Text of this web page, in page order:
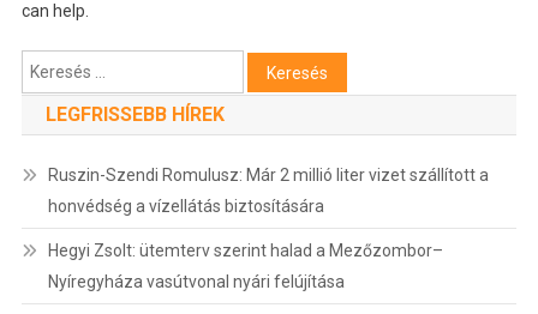
can help.
Keresés:
LEGFRISSEBB HÍREK
Ruszin-Szendi Romulusz: Már 2 millió liter vizet szállított a
honvédség a vízellátás biztosítására
Hegyi Zsolt: ütemterv szerint halad a Mezőzombor–
Nyíregyháza vasútvonal nyári felújítása